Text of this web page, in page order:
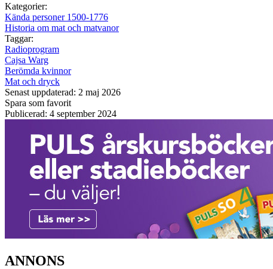
Kategorier:
Kända personer 1500-1776
Historia om mat och matvanor
Taggar:
Radioprogram
Cajsa Warg
Berömda kvinnor
Mat och dryck
Senast uppdaterad: 2 maj 2026
Spara som favorit
Publicerad: 4 september 2024
ANNONS